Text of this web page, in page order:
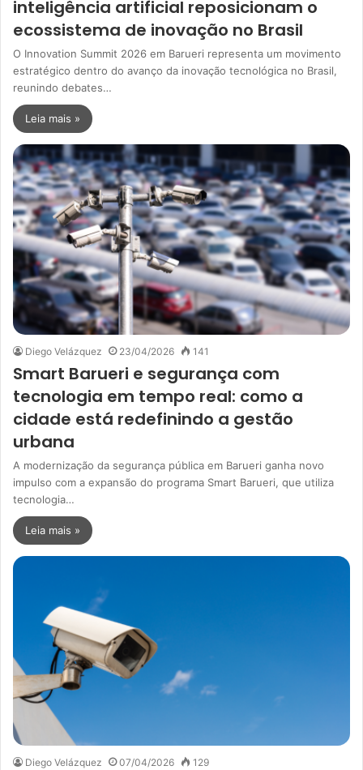
inteligência artificial reposicionam o
ecossistema de inovação no Brasil
O Innovation Summit 2026 em Barueri representa um movimento
estratégico dentro do avanço da inovação tecnológica no Brasil,
reunindo debates…
Leia mais »
Diego Velázquez 23/04/2026 141
Smart Barueri e segurança com
tecnologia em tempo real: como a
cidade está redefinindo a gestão
urbana
A modernização da segurança pública em Barueri ganha novo
impulso com a expansão do programa Smart Barueri, que utiliza
tecnologia…
Leia mais »
Diego Velázquez 07/04/2026 129